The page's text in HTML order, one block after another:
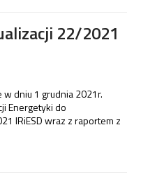
22/2021
w dniu 1 grudnia 2021r.
Energetyki do
IRiESD wraz z raportem z